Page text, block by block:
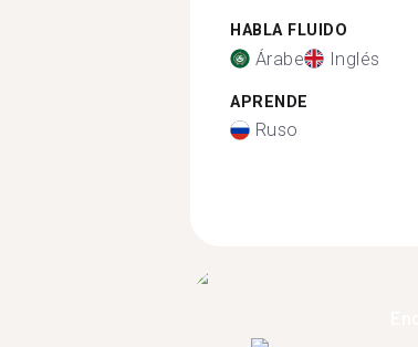
HABLA FLUIDO
Árabe Inglés
APRENDE
Ruso